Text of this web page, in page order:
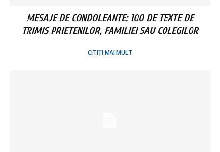
MESAJE DE CONDOLEANTE: 100 DE TEXTE DE
TRIMIS PRIETENILOR, FAMILIEI SAU COLEGILOR
CITIȚI MAI MULT